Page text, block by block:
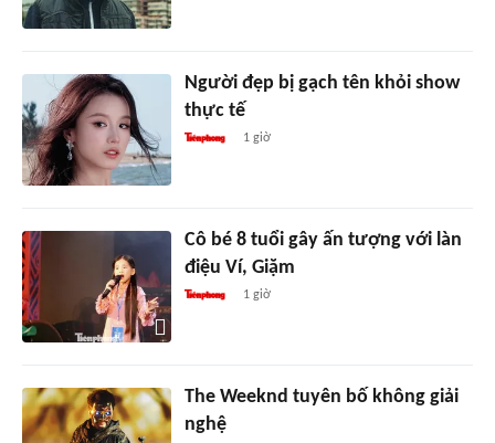
Người đẹp bị gạch tên khỏi show
thực tế
1 giờ
Cô bé 8 tuổi gây ấn tượng với làn
điệu Ví, Giặm
1 giờ
The Weeknd tuyên bố không giải
nghệ